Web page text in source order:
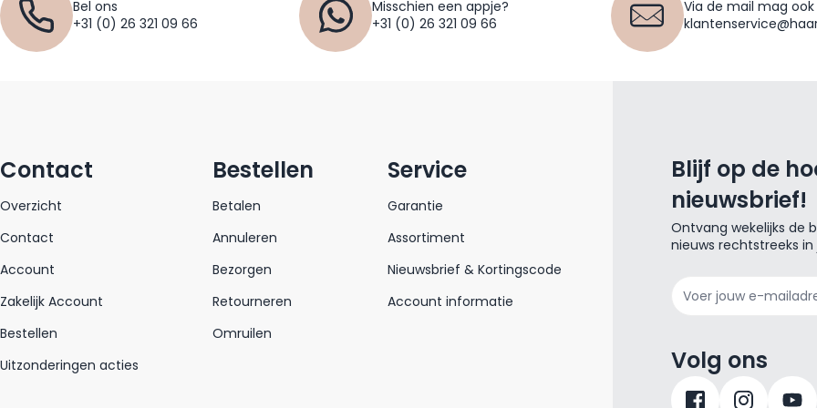
Bel ons
+31 (0) 26 321 09 66
Misschien een appje?
+31 (0) 26 321 09 66
Via de mail mag ook
Contact
Overzicht
Contact
Account
Zakelijk Account
Bestellen
Uitzonderingen acties
Bestellen
Betalen
Annuleren
Bezorgen
Retourneren
Omruilen
Service
Garantie
Assortiment
Nieuwsbrief & Kortingscode
Account informatie
Blijf op de
nieuwsbrief!
Ontvang wekelijks de
nieuws rechtstreeks
Volg ons